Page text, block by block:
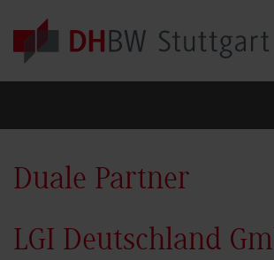
Skip to main content
Duale Partner
LGI Deutschland